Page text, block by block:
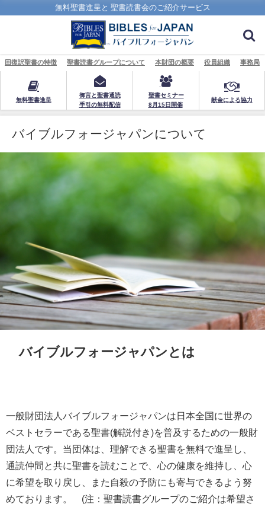
無料聖書進呈と 聖書読書会のご紹介サービス
回復訳聖書の特徴 聖書読書グループについて 本財団の概要 役員組織 事務局
無料聖書進呈
御言と聖書通読
手引の無料配信
聖書セミナー
8月15日開催
献金による協力
バイブルフォージャパンについて
バイブルフォージャパンとは
一般財団法人バイブルフォージャパンは日本全国に世界の
ベストセラーである聖書(解説付き)を普及するための一般財
団法人です。当団体は、理解できる聖書を無料で進呈し、
通読仲間と共に聖書を読むことで、心の健康を維持し、心
に希望を取り戻し、また自殺の予防にも寄与できるよう努
めております。 (注：聖書読書グループのご紹介は希望さ